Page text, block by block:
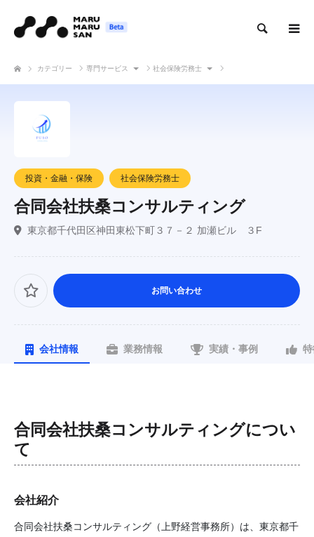
カテゴリー 専門サービス 社会保険労務士
投資・金融・保険 社会保険労務士
合同会社扶桑コンサルティング
東京都千代田区神田東松下町３７－２ 加瀬ビル ３F
お問い合わせ
会社情報 業務情報 実績・事例
合同会社扶桑コンサルティングについ
て
会社紹介
合同会社扶桑コンサルティング（上野経営事務所）は、東京都千